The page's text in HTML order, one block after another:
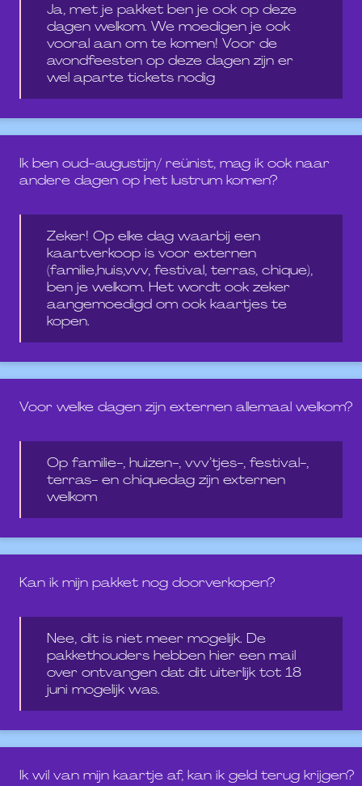
Ja, met je pakket ben je ook op deze
dagen welkom. We moedigen je ook
vooral aan om te komen! Voor de
avondfeesten op deze dagen zijn er
wel aparte tickets nodig
Ik ben oud-augustijn/ reünist, mag ik ook naar
andere dagen op het lustrum komen?
Zeker! Op elke dag waarbij een
kaartverkoop is voor externen
(familie,huis,vvv, festival, terras, chique),
ben je welkom. Het wordt ook zeker
aangemoedigd om ook kaartjes te
kopen.
Voor welke dagen zijn externen allemaal welkom?
Op familie-, huizen-, vvv’tjes-, festival-,
terras- en chiquedag zijn externen
welkom
Kan ik mijn pakket nog doorverkopen?
Nee, dit is niet meer mogelijk. De
pakkethouders hebben hier een mail
over ontvangen dat dit uiterlijk tot 18
juni mogelijk was.
Ik wil van mijn kaartje af, kan ik geld terug krijgen?